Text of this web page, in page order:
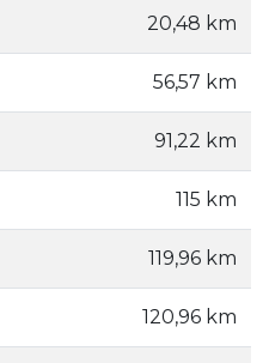
20,48 km
56,57 km
91,22 km
115 km
119,96 km
120,96 km